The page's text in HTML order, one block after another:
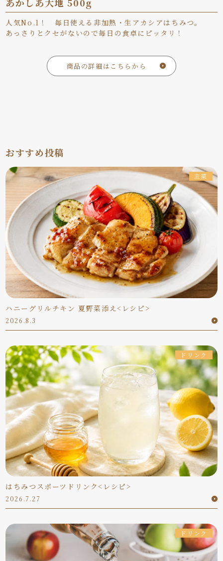
人気No.1！ 毎日使える非加熱・生アカシアはちみつ。
あっさりとクセがないので毎日の食卓にピッタリ！
商品の詳細はこちらから
おすすめ投稿
主菜
ハニーグリルチキン 夏野菜添え<レシピ>
2026.8.3
ドリンク
はちみつスポーツドリンク<レシピ>
2026.7.27
ドリンク